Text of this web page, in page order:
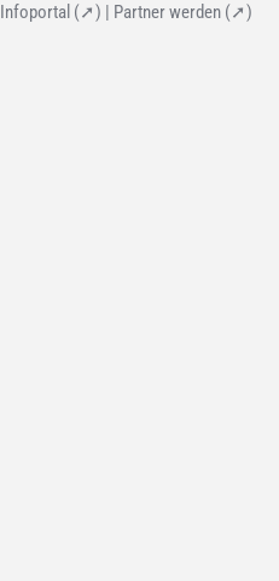
Infoportal (➚) | Partner werden (➚)